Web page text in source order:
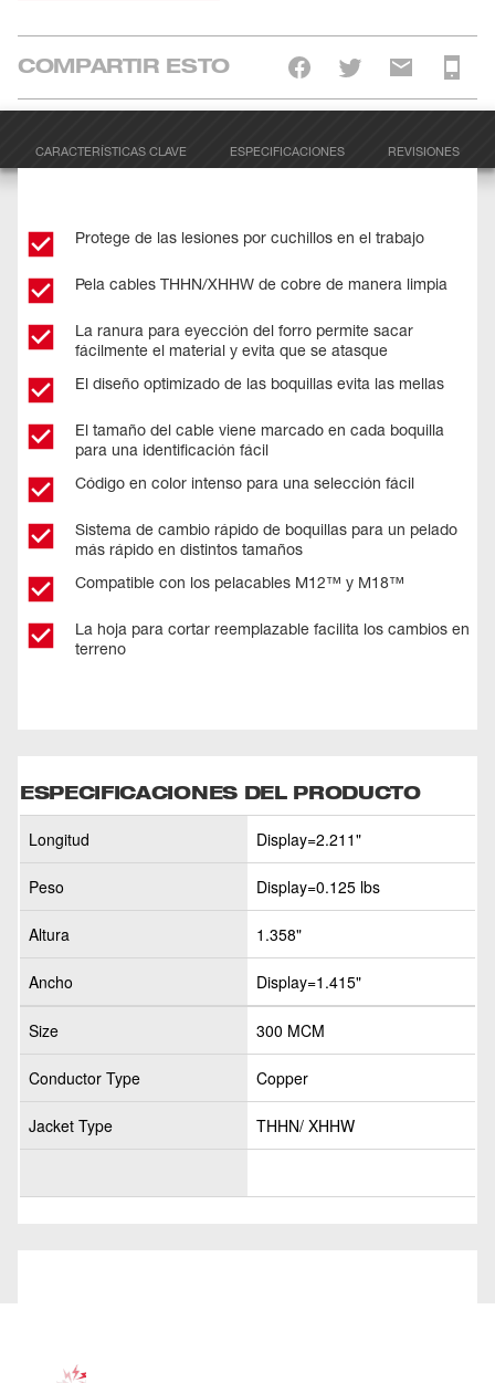
COMPARTIR ESTO
CARACTERÍSTICAS CLAVE ESPECIFICACIONES REVISIONES
Protege de las lesiones por cuchillos en el trabajo
Pela cables THHN/XHHW de cobre de manera limpia
La ranura para eyección del forro permite sacar
fácilmente el material y evita que se atasque
El diseño optimizado de las boquillas evita las mellas
El tamaño del cable viene marcado en cada boquilla
para una identificación fácil
Código en color intenso para una selección fácil
Sistema de cambio rápido de boquillas para un pelado
más rápido en distintos tamaños
Compatible con los pelacables M12™ y M18™
La hoja para cortar reemplazable facilita los cambios en
terreno
ESPECIFICACIONES DEL PRODUCTO
Longitud Display=2.211"
Peso Display=0.125 lbs
Altura 1.358"
Ancho Display=1.415"
Size 300 MCM
Conductor Type Copper
Jacket Type THHN/ XHHW